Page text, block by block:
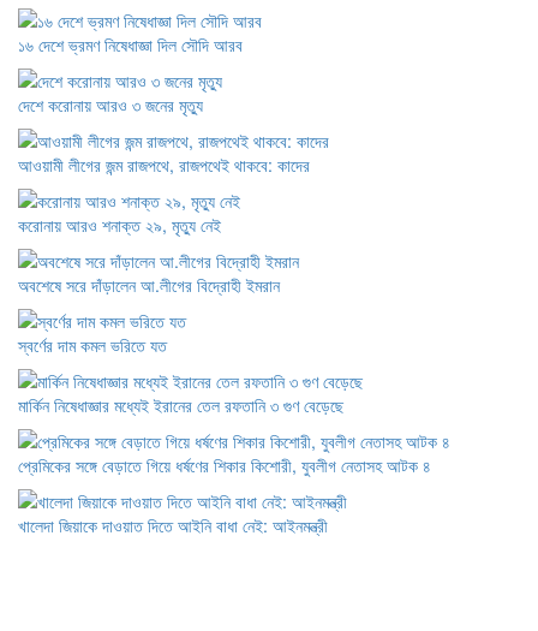
১৬ দেশে ভ্রমণ নিষেধাজ্ঞা দিল সৌদি আরব
দেশে করোনায় আরও ৩ জনের মৃত্যু
আওয়ামী লীগের জন্ম রাজপথে, রাজপথেই থাকবে: কাদের
করোনায় আরও শনাক্ত ২৯, মৃত্যু নেই
অবশেষে সরে দাঁড়ালেন আ.লীগের বিদ্রোহী ইমরান
স্বর্ণের দাম কমল ভরিতে যত
মার্কিন নিষেধাজ্ঞার মধ্যেই ইরানের তেল রফতানি ৩ গুণ বেড়েছে
প্রেমিকের সঙ্গে বেড়াতে গিয়ে ধর্ষণের শিকার কিশোরী, যুবলীগ নেতাসহ আটক ৪
খালেদা জিয়াকে দাওয়াত দিতে আইনি বাধা নেই: আইনমন্ত্রী